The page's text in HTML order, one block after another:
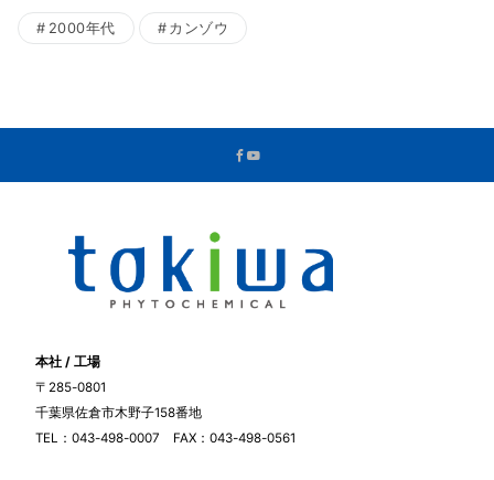
2000年代 カンゾウ
本社 / 工場
〒285-0801
千葉県佐倉市木野子158番地
TEL：043-498-0007 FAX：043-498-0561